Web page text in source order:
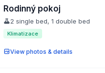
Rodinný pokoj
2 single bed, 1 double bed
Klimatizace
View photos & details